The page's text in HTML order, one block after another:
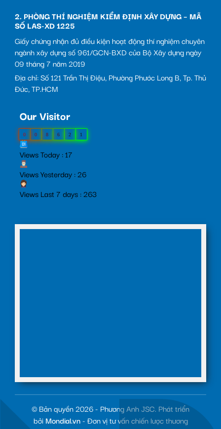
2. PHÒNG THÍ NGHIỆM KIỂM ĐỊNH XÂY DỰNG – MÃ
SỐ LAS-XD 1225
Giấy chứng nhận đủ điều kiện hoạt động thí nghiệm chuyên
ngành xây dựng số 961/GCN-BXD của Bộ Xây dựng ngày
09 tháng 7 năm 2019
Địa chỉ: Số 121 Trần Thị Điệu, Phường Phước Long B, Tp. Thủ
Đức, TP.HCM
Our Visitor
0 0 8 6 2 1
Views Today : 17
Views Yesterday : 26
Views Last 7 days : 263
© Bản quyền 2026 - Phương Anh JSC. Phát triển
bởi Mondial.vn- Đơn vị tư vấn chiến lược thương